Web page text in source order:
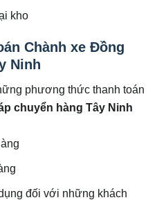
kho
Chành xe Đồng
Ninh
phương thức thanh toán
chuyển hàng Tây Ninh
đối với những khách